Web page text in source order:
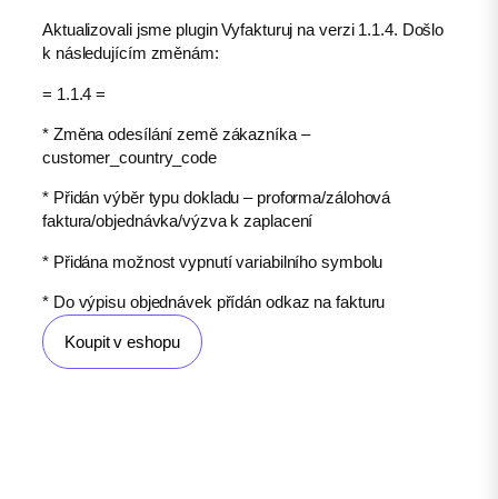
Aktualizovali jsme plugin Vyfakturuj na verzi 1.1.4. Došlo
k následujícím změnám:
= 1.1.4 =
* Změna odesílání země zákazníka –
customer_country_code
* Přidán výběr typu dokladu – proforma/zálohová
faktura/objednávka/výzva k zaplacení
* Přidána možnost vypnutí variabilního symbolu
* Do výpisu objednávek přídán odkaz na fakturu
Koupit v eshopu